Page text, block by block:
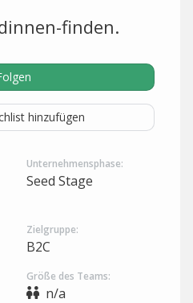
finden.
hinzufügen
Unternehmensphase:
Seed Stage
Zielgruppe:
B2C
Größe des Teams:
n/a